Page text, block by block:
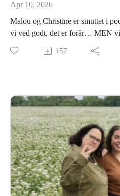
Apr 10, 2026
Malou og Christine er smuttet i
vi ved godt, det er forår… MEN vi
vinter 😄❄️
For den 16. september holder vi
naturen… det vi kalder
Vi snakker om, hvad du kan lære
vinteren faktisk er ret magisk –
når det bliver koldt.
OG så… en lille
kyllinger 🐥 (ja, tillykke!)… og
traumatiseret over æg, der
Så læn dig tilbage – og lad os
157